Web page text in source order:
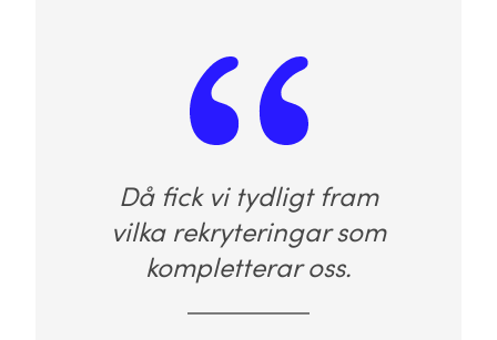
Då fick vi tydligt fram
vilka rekryteringar som
kompletterar oss.